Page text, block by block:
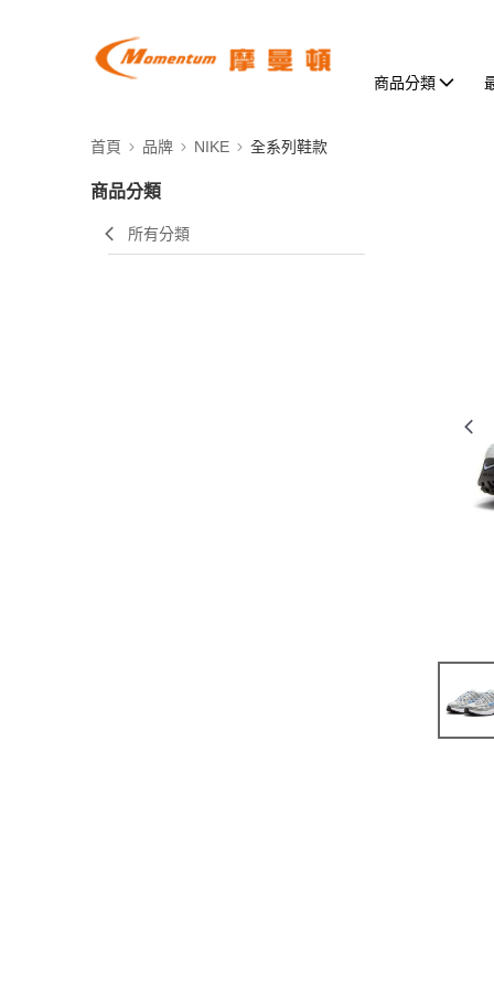
商品分類
首頁 品牌 NIKE 全系列鞋款
商品分類
所有分類